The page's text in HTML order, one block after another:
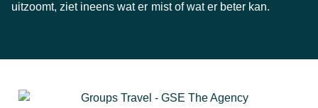
uitzoomt, ziet ineens wat er mist of wat er beter kan.